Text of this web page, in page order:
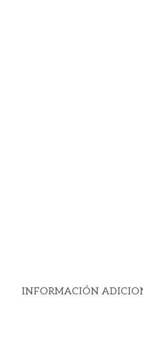
INFORMACIÓN